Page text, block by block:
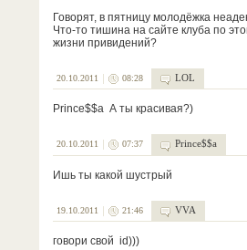
Говорят, в пятницу молодёжка
Что-то тишина на сайте клуба по
жизни привидений?
20.10.2011 08:28 LOL
Prince$$a А ты красивая?)
20.10.2011 07:37 Prince$$a
Ишь ты какой шустрый
19.10.2011 21:46 VVA
говори свой id)))